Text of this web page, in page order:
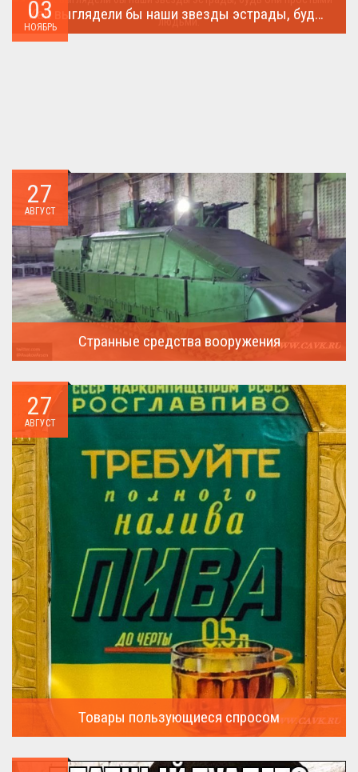
03
НОЯБРЬ
Как выглядели бы наши звезды эстрады, будь они простыми людьми.
27
АВГУСТ
Странные средства вооружения
27
АВГУСТ
Товары пользующиеся спросом